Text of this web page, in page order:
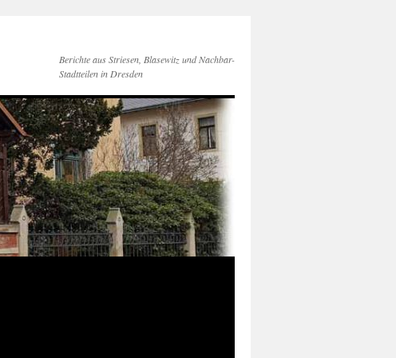
Berichte aus Striesen, Blasewitz und Nachbar-
Stadtteilen in Dresden